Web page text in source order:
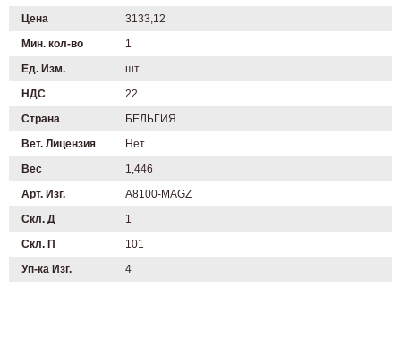
Цена
3133,12
Мин. кол-во
1
Ед. Изм.
шт
НДС
22
Страна
БЕЛЬГИЯ
Вет. Лицензия
Нет
Вес
1,446
Арт. Изг.
A8100-MAGZ
Скл. Д
1
Скл. П
101
Уп-ка Изг.
4